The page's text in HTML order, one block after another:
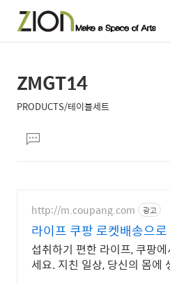
상
세
텐
본
문
제
목
ZMGT14
PRODUCTS/테이블세트
문댓
글
http://m.coupang.com 광고
라이프 쿠팡 로켓배송으
섭취하기 편한 라이프, 쿠팡
세요. 지친 일상, 당신의 몸에